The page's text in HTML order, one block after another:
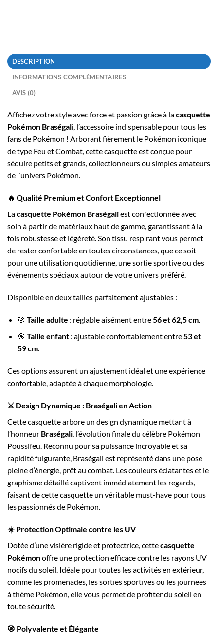
DESCRIPTION
INFORMATIONS COMPLÉMENTAIRES
AVIS (0)
Affichez votre style avec force et passion grâce à lacasquette
Pokémon Braségali, l’accessoire indispensable pour tous les
fans de Pokémon ! Arborant fièrement le Pokémon iconique
de type Feu et Combat, cette casquette est conçue pour
séduire petits et grands, collectionneurs ou simples amateurs
de l’univers Pokémon.
🔥 Qualité Premium et Confort Exceptionnel
Lacasquette Pokémon Braségaliest confectionnée avec
soin à partir de matériaux haut de gamme, garantissant à la
fois robustesse et légèreté. Son tissu respirant vous permet
de rester confortable en toutes circonstances, que ce soit
pour une utilisation quotidienne, une sortie sportive ou des
événements spéciaux autour de votre univers préféré.
Disponible en deux tailles parfaitement ajustables :
🎯 Taille adulte : réglable aisément entre 56 et 62,5 cm.
🎯 Taille enfant: ajustable confortablement entre53 et
59 cm.
Ces options assurent un ajustement idéal et une expérience
confortable, adaptée à chaque morphologie.
⚔️ Design Dynamique : Braségali en Action
Cette casquette arbore un design dynamique mettant à
l’honneur Braségali, l’évolution finale du célèbre Pokémon
Poussifeu. Reconnu pour sa puissance incroyable et sa
rapidité fulgurante, Braségali est représenté dans une pose
pleine d’énergie, prêt au combat. Les couleurs éclatantes et le
graphisme détaillé captivent immédiatement les regards,
faisant de cette casquette un véritable must-have pour tous
les passionnés de Pokémon.
☀️ Protection Optimale contre les UV
Dotée d’une visière rigide et protectrice, cettecasquette
Pokémonoffre une protection efficace contre les rayons UV
nocifs du soleil. Idéale pour toutes les activités en extérieur,
comme les promenades, les sorties sportives ou les journées
à thème Pokémon, elle vous permet de profiter du soleil en
toute sécurité.
🎯 Polyvalente et Élégante